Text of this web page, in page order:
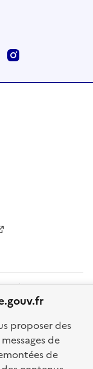
proposer des
de
de
Mentions légales
par des tiers,
etalab-2.0